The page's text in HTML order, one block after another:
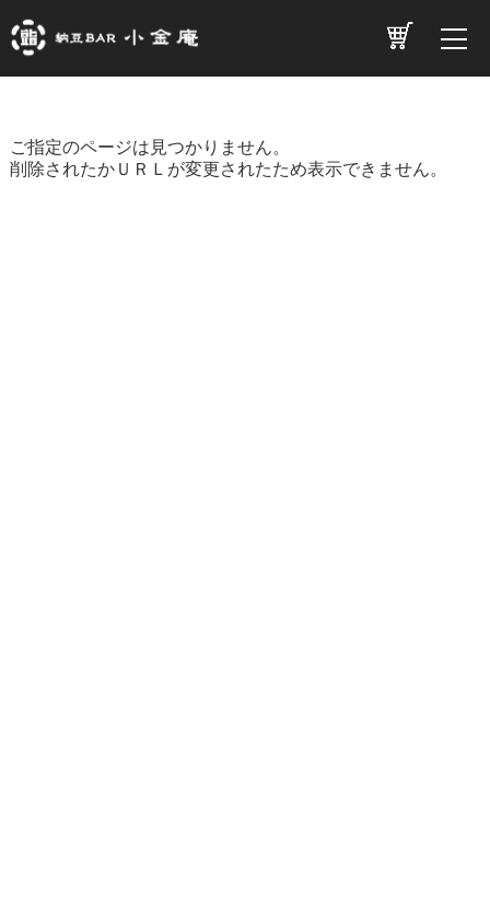
ご指定のページは見つかりません。
削除されたかＵＲＬが変更されたため表示できません。